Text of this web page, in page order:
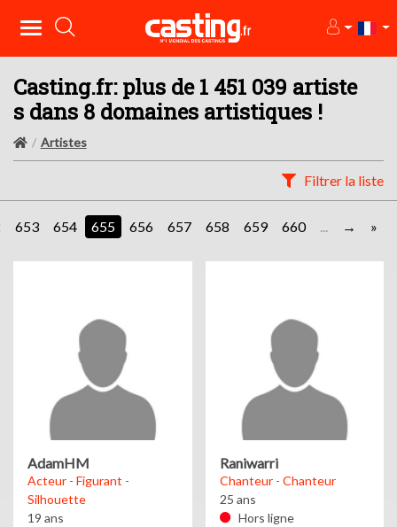
Casting.fr: plus de 1 451 039 artiste
s dans 8 domaines artistiques !
Artistes
Filtrer la liste
653 654 655 656 657 658 659 660 ... »
AdamHM
Acteur - Figurant -
Silhouette
19 ans
Raniwarri
Chanteur - Chanteur
25 ans
Hors ligne